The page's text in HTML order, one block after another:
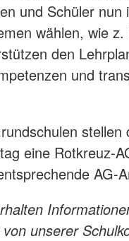
und Schüler
wählen, wie
den
und
stellen
eine Rotkreuz-
AG-
unserer